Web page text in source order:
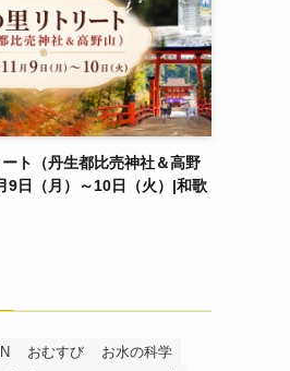
ート（丹生都比売神社＆高野
9日（月）～10日（火）|和歌
おむすび
お水の科学